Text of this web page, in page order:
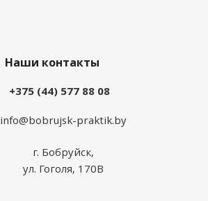
Наши контакты
+375 (44) 577 88 08
info@bobrujsk-praktik.by
г. Бобруйск,
ул. Гоголя, 170В